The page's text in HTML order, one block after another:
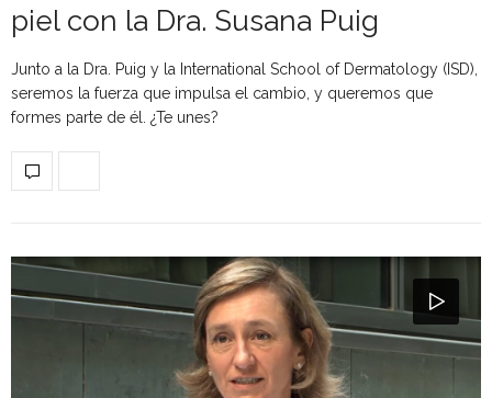
piel con la Dra. Susana Puig
Junto a la Dra. Puig y la International School of Dermatology (ISD),
seremos la fuerza que impulsa el cambio, y queremos que
formes parte de él. ¿Te unes?